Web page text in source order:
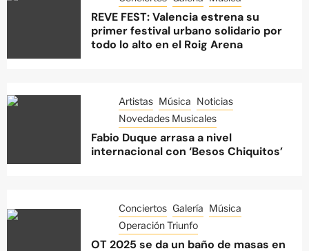
REVE FEST: Valencia estrena su
primer festival urbano solidario por
todo lo alto en el Roig Arena
Artistas Música Noticias
Novedades Musicales
Fabio Duque arrasa a nivel
internacional con ‘Besos Chiquitos’
Conciertos Galería Música
Operación Triunfo
OT 2025 se da un baño de masas en